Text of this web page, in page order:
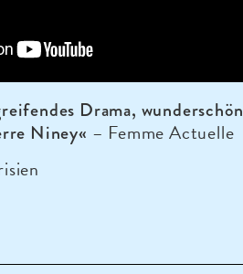
Drama, wunderschön
Niney« – Femme Actuelle